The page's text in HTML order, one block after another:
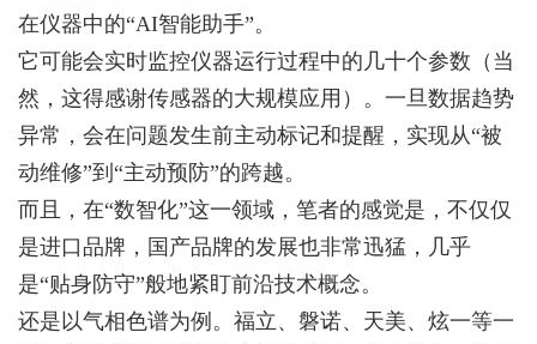
在仪器中的“AI智能助手”。
它可能会实时监控仪器运行过程中的几十个参数（当
然，这得感谢传感器的大规模应用）。一旦数据趋势
异常，会在问题发生前主动标记和提醒，实现从“被
动维修”到“主动预防”的跨越。
而且，在“数智化”这一领域，笔者的感觉是，不仅仅
是进口品牌，国产品牌的发展也非常迅猛，几乎
是“贴身防守”般地紧盯前沿技术概念。
还是以气相色谱为例。福立、磐诺、天美、炫一等一